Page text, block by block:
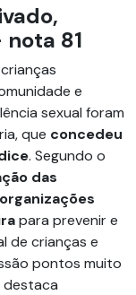
81
e
sexual foram
que concedeu
. Segundo o
das
organizações
para prevenir e
de crianças e
pontos muito
destaca